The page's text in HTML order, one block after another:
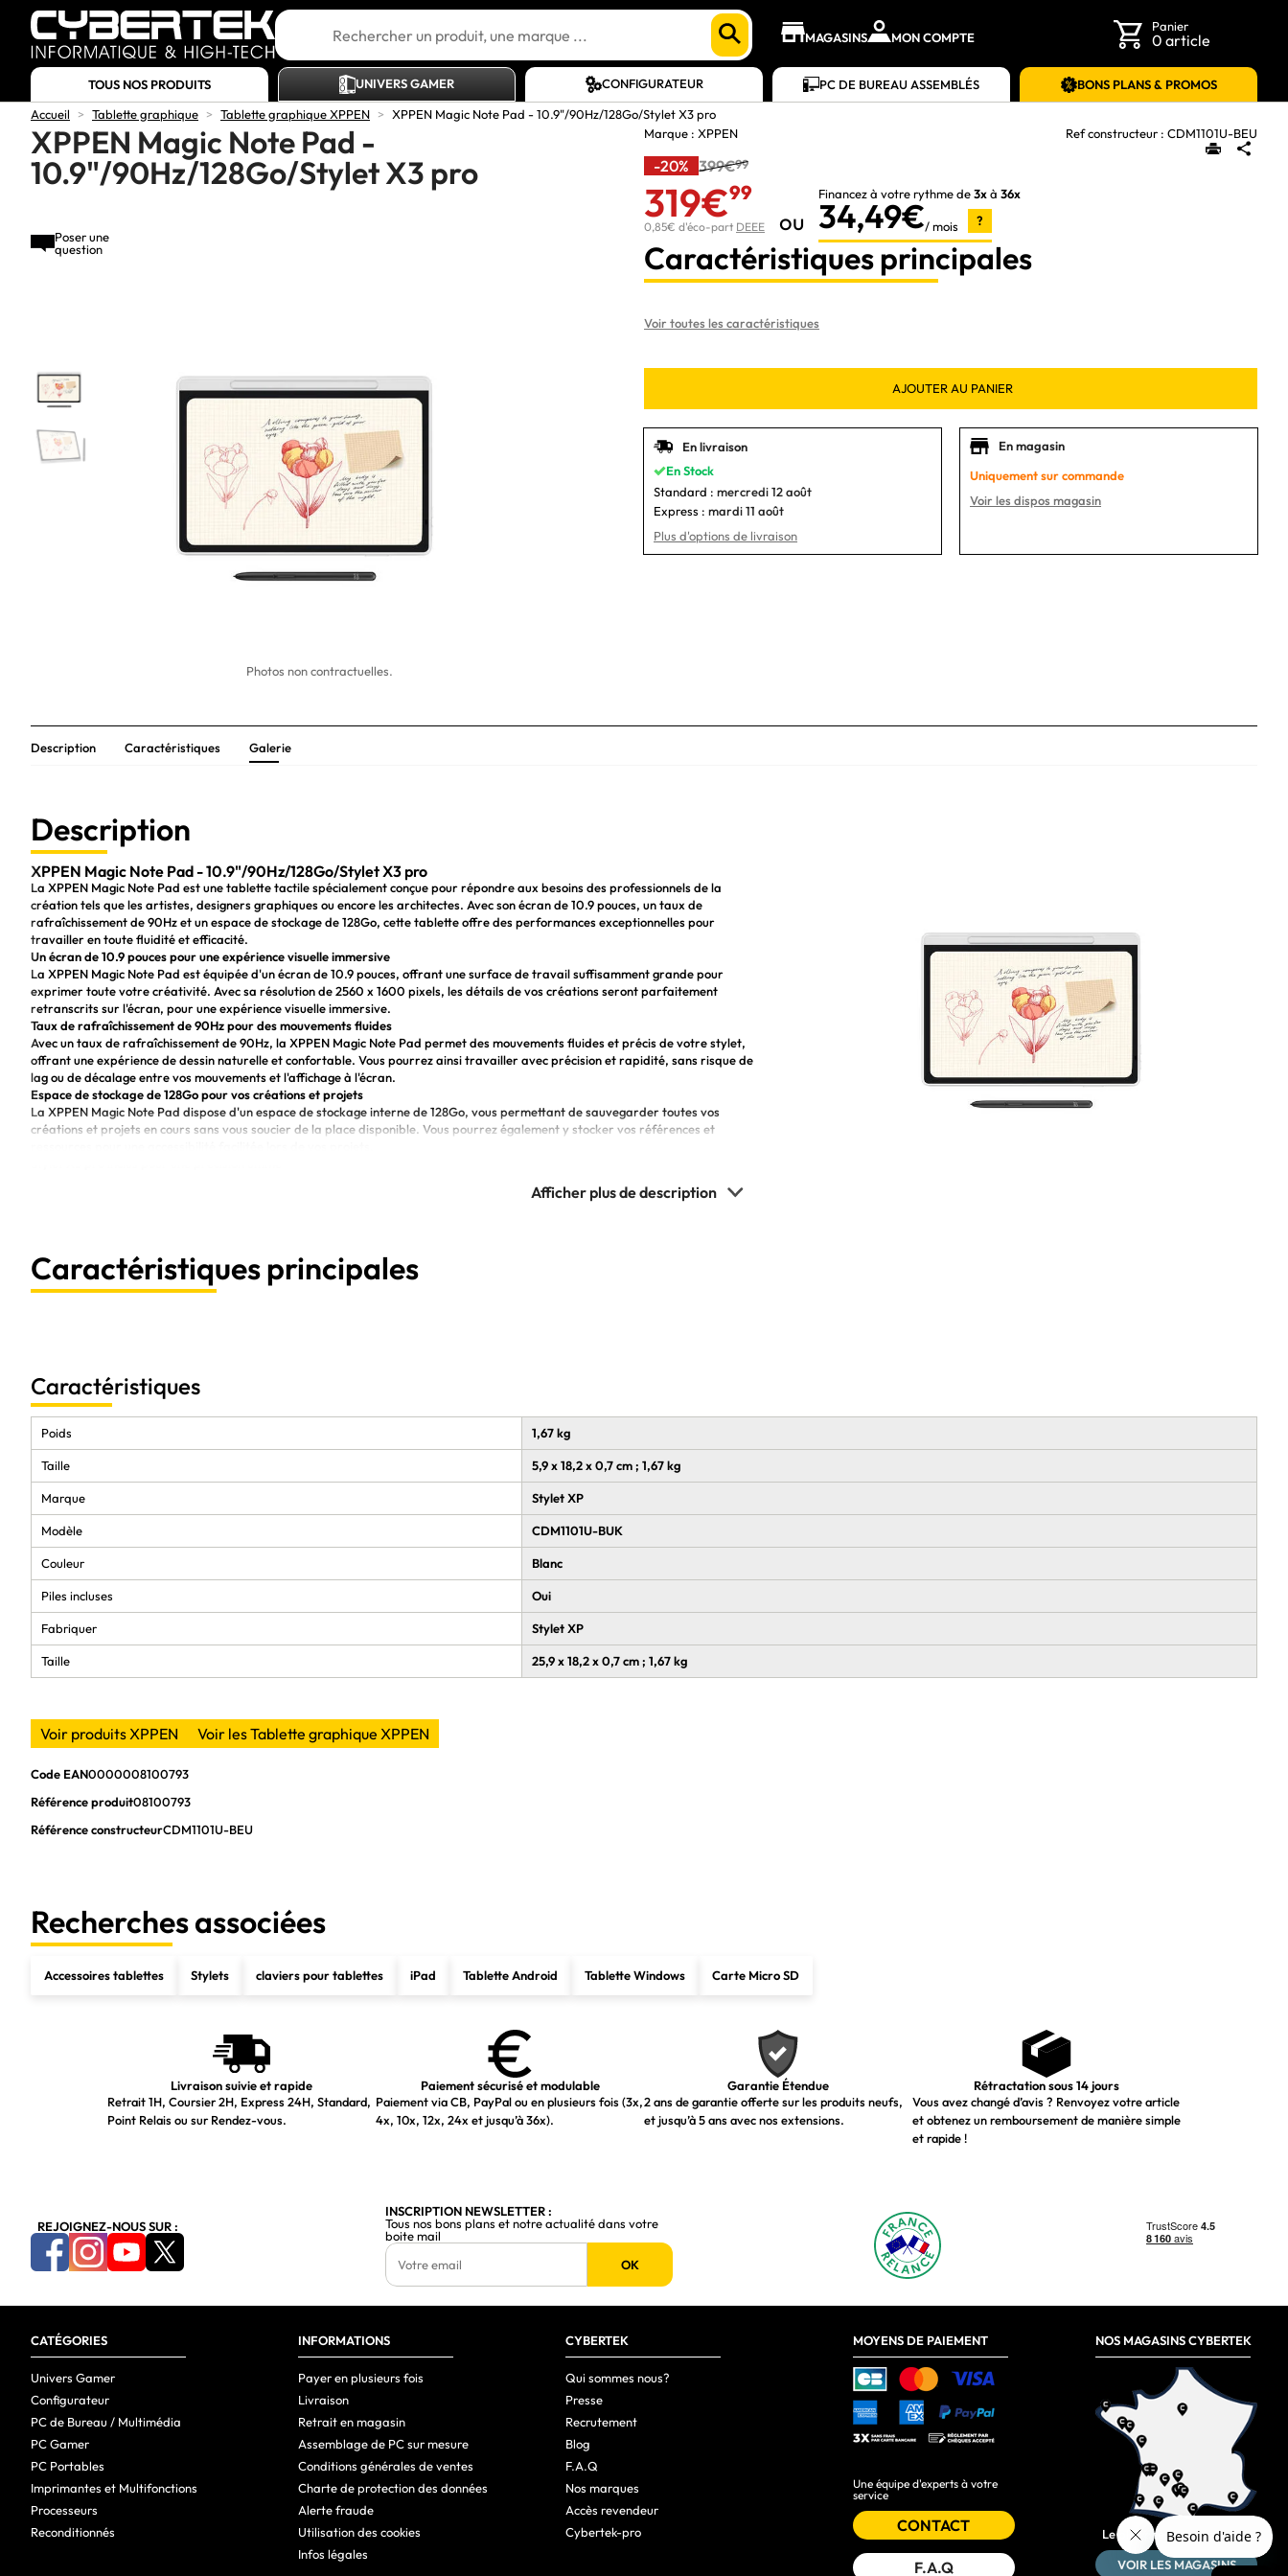
MAGASINS MON COMPTE
Panier
0 article
TOUS NOS PRODUITS UNIVERS GAMER CONFIGURATEUR PC DE BUREAU ASSEMBLÉS
BONS PLANS & PROMOS
Accueil
> Tablette graphique > Tablette graphique XPPEN > XPPEN Magic Note Pad - 10.9"/90Hz/128Go/Stylet X3 pro
XPPEN Magic Note Pad -
10.9"/90Hz/128Go/Stylet X3 pro
Poser une
question
Photos non contractuelles.
Marque : XPPEN Ref constructeur : CDM1101U-BEU
-20% 399€99
319€99
0,85€ d'éco-part DEEE ou
Financez à votre rythme de3xà 36x
34,49€/ mois ?
Caractéristiques principales
Voir toutes les caractéristiques
AJOUTER AU PANIER
En livraison
En Stock
Standard : mercredi 12 août
Express : mardi 11 août
Plus d'options de livraison
En magasin
Uniquement sur commande
Voir les dispos magasin
Description Caractéristiques Galerie
Description
XPPEN Magic Note Pad - 10.9"/90Hz/128Go/Stylet X3 pro
La XPPEN Magic Note Pad est une tablette tactile spécialement conçue pour répondre aux besoins des professionnels de la
création tels que les artistes, designers graphiques ou encore les architectes. Avec son écran de 10.9 pouces, un taux de
rafraîchissement de 90Hz et un espace de stockage de 128Go, cette tablette offre des performances exceptionnelles pour
travailler en toute fluidité et efficacité.
Un écran de 10.9 pouces pour une expérience visuelle immersive
La XPPEN Magic Note Pad est équipée d'un écran de 10.9 pouces, offrant une surface de travail suffisamment grande pour
exprimer toute votre créativité. Avec sa résolution de 2560 x 1600 pixels, les détails de vos créations seront parfaitement
retranscrits sur l'écran, pour une expérience visuelle immersive.
Taux de rafraîchissement de 90Hz pour des mouvements fluides
Avec un taux de rafraîchissement de 90Hz, la XPPEN Magic Note Pad permet des mouvements fluides et précis de votre stylet,
offrant une expérience de dessin naturelle et confortable. Vous pourrez ainsi travailler avec précision et rapidité, sans risque de
lag ou de décalage entre vos mouvements et l'affichage à l'écran.
Espace de stockage de 128Go pour vos créations et projets
La XPPEN Magic Note Pad dispose d'un espace de stockage interne de 128Go, vous permettant de sauvegarder toutes vos
créations et projets en cours sans vous soucier de la place disponible. Vous pourrez également y stocker vos références et
une pression de 8192 niveaux, le stylet vous permet de contrôler intégralement la taille et l'opacité de vos traits, offrant une
Taux de rafraîchissement de 90Hz pour des mouvements fluides
Espace de stockage de 128Go pour sauvegarder vos créations
Caractéristiques principales
Caractéristiques
Poids 1,67 kg
Taille 5,9 x 18,2 x 0,7 cm ; 1,67 kg
Marque Stylet XP
Modèle CDM1101U-BUK
Couleur Blanc
Piles incluses Oui
Fabriquer Stylet XP
Taille 25,9 x 18,2 x 0,7 cm ; 1,67 kg
Voir produits XPPEN Voir les Tablette graphique XPPEN
Code EAN0000008100793
Référence produit08100793
Référence constructeurCDM1101U-BEU
Recherches associées
Accessoires tablettes Stylets claviers pour tablettes iPad Tablette Android Tablette Windows Carte Micro SD
Livraison suivie et rapide
Retrait 1H, Coursier 2H, Express 24H, Standard,
Point Relais ou sur Rendez-vous.
Paiement sécurisé et modulable
Paiement via CB, PayPal ou en plusieurs fois (3x,
4x, 10x, 12x, 24x et jusqu’à 36x).
Garantie Étendue
2 ans de garantie offerte sur les produits neufs,
et jusqu’à 5 ans avec nos extensions.
Rétractation sous 14 jours
Vous avez changé d’avis ? Renvoyez votre article
et obtenez un remboursement de manière simple
et rapide !
REJOIGNEZ-NOUS SUR :
INSCRIPTION NEWSLETTER :
Tous nos bons plans et notre actualité dans votre
boite mail
OK
CATÉGORIES
Univers Gamer
Configurateur
PC de Bureau / Multimédia
PC Gamer
PC Portables
Imprimantes et Multifonctions
Processeurs
Reconditionnés
INFORMATIONS
Payer en plusieurs fois
Livraison
Retrait en magasin
Assemblage de PC sur mesure
Conditions générales de ventes
Charte de protection des données
Alerte fraude
Utilisation des cookies
Infos légales
CYBERTEK
Qui sommes nous?
Presse
Recrutement
Blog
F.A.Q
Nos marques
Accès revendeur
Cybertek-pro
MOYENS DE PAIEMENT
Une équipe d'experts à votre
service
CONTACT
F.A.Q
NOS MAGASINS CYBERTEK
Le plus près de chez vous :
VOIR LES MAGASINS